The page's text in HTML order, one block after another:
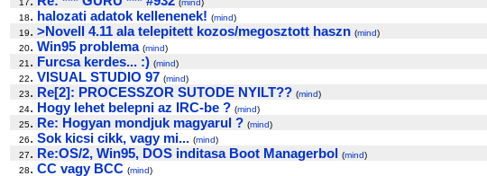
17
(mind)
18. halozati adatok kellenenek! (mind)
19. >Novell 4.11 ala telepitett kozos/megosztott haszn (mind)
20. Win95 problema (mind)
21 . Furcsa kerdes... :) (mind)
22. VISUAL STUDIO 97 (mind)
23. Re[2]: PROCESSZOR SUTODE NYILT?? (mind)
24. Hogy lehet belepni az IRC-be ? (mind)
25. Re: Hogyan mondjuk magyarul ? (mind)
26. Sok kicsi cikk, vagy mi... (mind)
27. Re:OS/2, Win95, DOS inditasa Boot Managerbol (mind)
28. CC vagy BCC (mind)